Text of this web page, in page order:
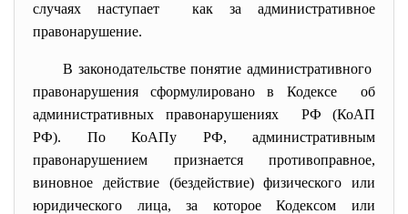
случаях наступает как за административное
правонарушение.
В законодательстве понятие административного
правонарушения сформулировано в Кодексе об
административных правонарушениях РФ (КоАП
РФ). По КоАПу РФ, административным
правонарушением признается противоправное,
виновное действие (бездействие) физического или
юридического лица, за которое Кодексом или